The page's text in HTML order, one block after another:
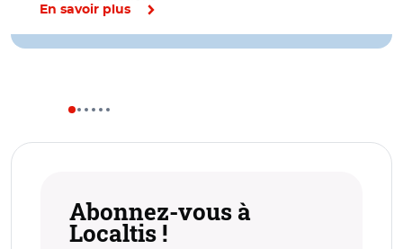
En savoir plus
Abonnez-vous à
Localtis !